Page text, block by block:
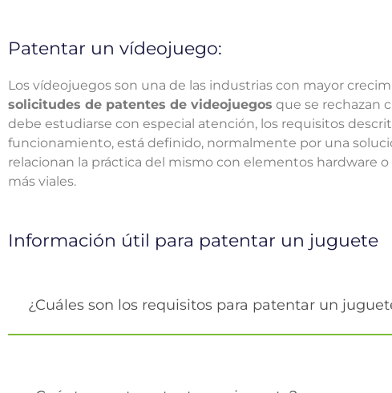
Patentar un vídeojuego:
Los vídeojuegos son una de las industrias con mayor
solicitudes de patentes de videojuegos que se rechazan
debe estudiarse con especial atención, los requisitos
funcionamiento, está definido, normalmente por una
relacionan la práctica del mismo con elementos hardware
más viales.
Información útil para patentar un juguete
¿Cuáles son los requisitos para patentar un